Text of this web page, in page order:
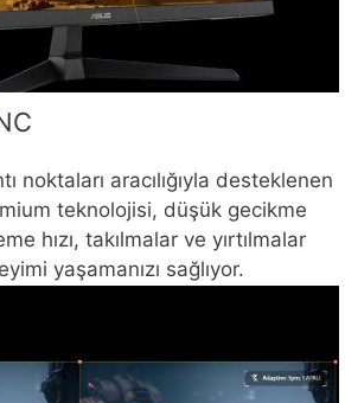
noktaları aracılığıyla desteklenen
teknolojisi, düşük gecikme
hızı, takılmalar ve yırtılmalar
yaşamanızı sağlıyor.